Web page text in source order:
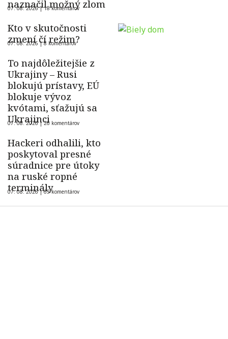
naznačil možný zlom
07. 08. 2026 |18 komentárov
Kto v skutočnosti
zmení čí režim?
07. 08. 2026 |8 komentárov
To najdôležitejšie z
Ukrajiny – Rusi
blokujú prístavy, EÚ
blokuje vývoz
kvótami, sťažujú sa
Ukrajinci
07. 08. 2026 |26 komentárov
Hackeri odhalili, kto
poskytoval presné
súradnice pre útoky
na ruské ropné
terminály
07. 08. 2026 |69 komentárov